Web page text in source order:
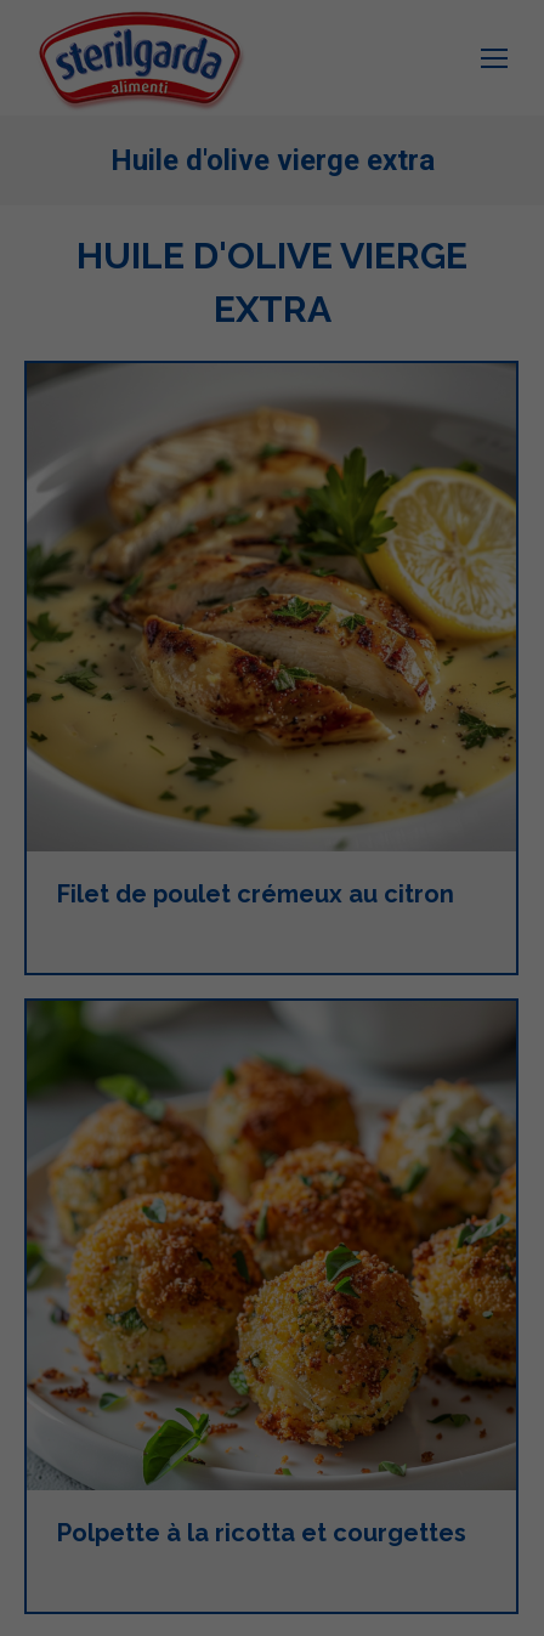
Huile d'olive vierge extra
HUILE D'OLIVE VIERGE
EXTRA
Filet de poulet crémeux au citron
Polpette à la ricotta et courgettes